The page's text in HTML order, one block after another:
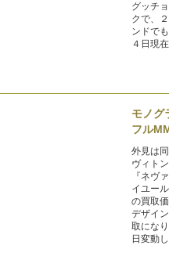
グッチ
クで、
ンドで
４日現
モノグ
フル
外見は
ヴィト
『ネヴ
イユー
の買取
デザイ
取にな
日変動